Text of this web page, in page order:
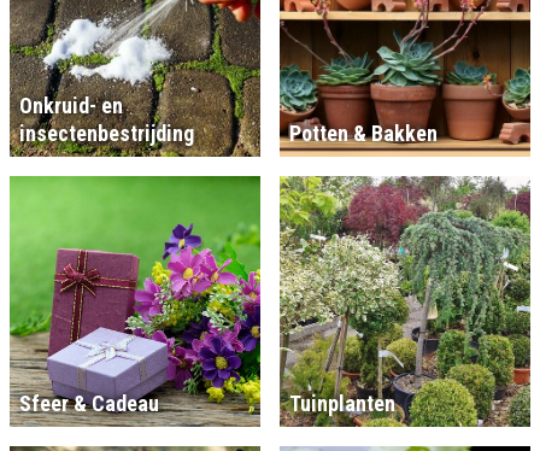
Onkruid- en
insectenbestrijding
Potten & Bakken
Sfeer & Cadeau Tuinplanten